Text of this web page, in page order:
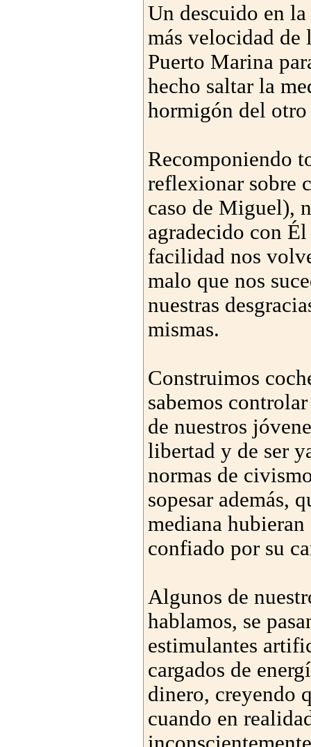
Un descuido en
más velocidad de
Puerto Marina
hecho saltar la
hormigón del
Recomponiendo
reflexionar sobre
caso de Miguel),
agradecido con
facilidad nos
malo que nos
nuestras
mismas.
Construimos
sabemos
de nuestros
libertad y de ser
normas de
sopesar además,
mediana
confiado por su
Algunos de
hablamos, se
estimulantes
cargados de
dinero, creyendo
cuando en